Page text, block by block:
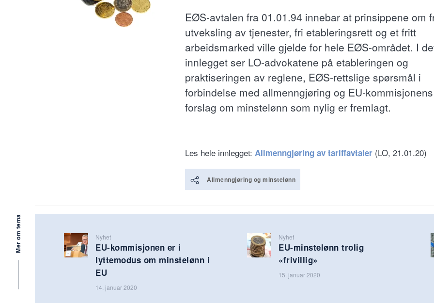
EØS-avtalen fra 01.01.94 innebar at prinsippene om
utveksling av tjenester, fri etableringsrett og et fritt
arbeidsmarked ville gjelde for hele EØS-området. I
innlegget ser LO-advokatene på etableringen og
praktiseringen av reglene, EØS-rettslige spørsmål i
forbindelse med allmenngjøring og EU-kommisjonens
forslag om minstelønn som nylig er fremlagt.
Les hele innlegget: Allmenngjøring av tariffavtaler (LO, 21.01.20)
Allmenngjøring og minstelønn
Nyhet
EU-kommisjonen er i
lyttemodus om minstelønn i
EU
14. januar 2020
Nyhet
EU-minstelønn trolig
«frivillig»
15. januar 2020
Mer om tema